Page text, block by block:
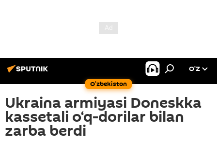
O‘zbekiston
O’Z
Ukraina armiyasi Doneskka
kassetali o‘q-dorilar bilan
zarba berdi